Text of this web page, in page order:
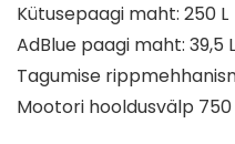
Kütusepaagi maht: 250 L
AdBlue paagi maht: 39,5 L
Tagumise
Mootori hooldusvälp